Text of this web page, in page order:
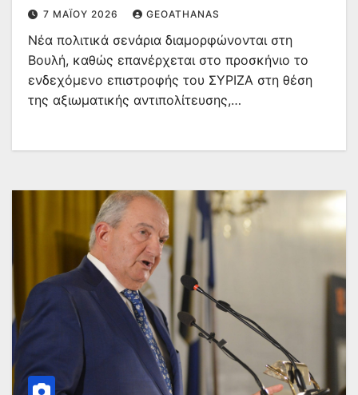
7 ΜΑΪ́ΟΥ 2026 GEOATHANAS
Νέα πολιτικά σενάρια διαμορφώνονται στη
Βουλή, καθώς επανέρχεται στο προσκήνιο το
ενδεχόμενο επιστροφής του ΣΥΡΙΖΑ στη θέση
της αξιωματικής αντιπολίτευσης,…